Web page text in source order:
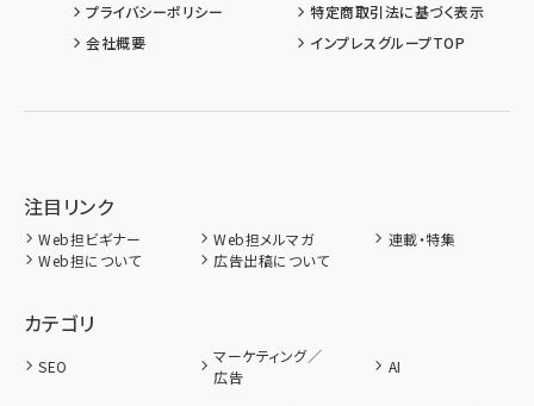
プライバシーポリシー
特定商取引法に基づく表示
会社概要
インプレスグループTOP
注目リンク
Web担ビギナー Web担メルマガ
連載・特集
Web担について
広告出稿について
カテゴリ
SEO
マーケティング／
広告
AI